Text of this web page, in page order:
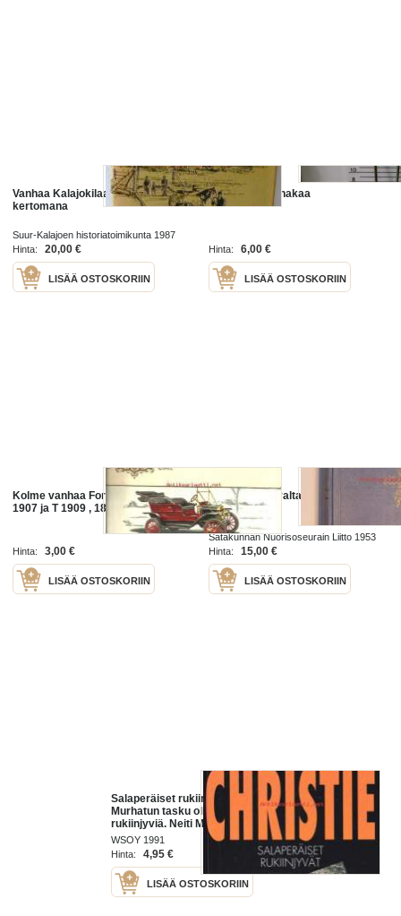
Vanhaa Kalajokilaaksoa kuvien
kertomana
Suur-Kalajoen historiatoimikunta 1987
Hinta:
20,00 €
LISÄÄ OSTOSKORIIN
kaksi vanhaa hakaa
Hinta: 6,00 €
LISÄÄ OSTOSKORIIN
Kolme vanhaa Fordia, K 1906, N
1907 ja T 1909 , 18x24 cm
Hinta: 3,00 €
LISÄÄ OSTOSKORIIN
Vanhaa Harjavaltaa
Satakunnan Nuorisoseurain Liitto 1953
Hinta:
15,00 €
LISÄÄ OSTOSKORIIN
Salaperäiset rukiinjyvät, 1991.
Murhatun tasku oli täynnä
rukiinjyviä. Neiti Marple tajuaa
pian, että murhat noudattavat
vanhaa lastenlorua (Sing a Song of
Sixpence)
WSOY 1991
Hinta:
4,95 €
LISÄÄ OSTOSKORIIN